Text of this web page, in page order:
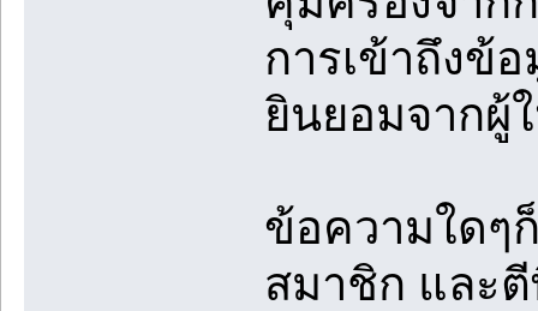
การเข้าถึงข้
ยินยอมจากผู้
ข้อความใดๆ
สมาชิก และ